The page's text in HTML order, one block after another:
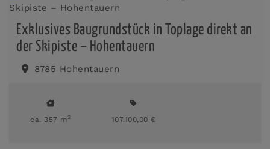
Exklusives Baugrundstück in Toplage direkt an
der Skipiste – Hohentauern
8785 Hohentauern
ca. 357 m2 107.100,00 €